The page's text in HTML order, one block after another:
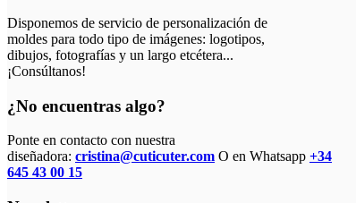
Disponemos de servicio de personalización de
moldes para todo tipo de imágenes: logotipos,
dibujos, fotografías y un largo etcétera...
¡Consúltanos!
¿No encuentras algo?
Ponte en contacto con nuestra
diseñadora: cristina@cuticuter.com O en Whatsapp +34
645 43 00 15